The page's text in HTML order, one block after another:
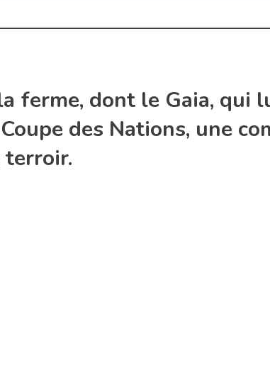
ferme, dont le Gaia, qui
des Nations, une